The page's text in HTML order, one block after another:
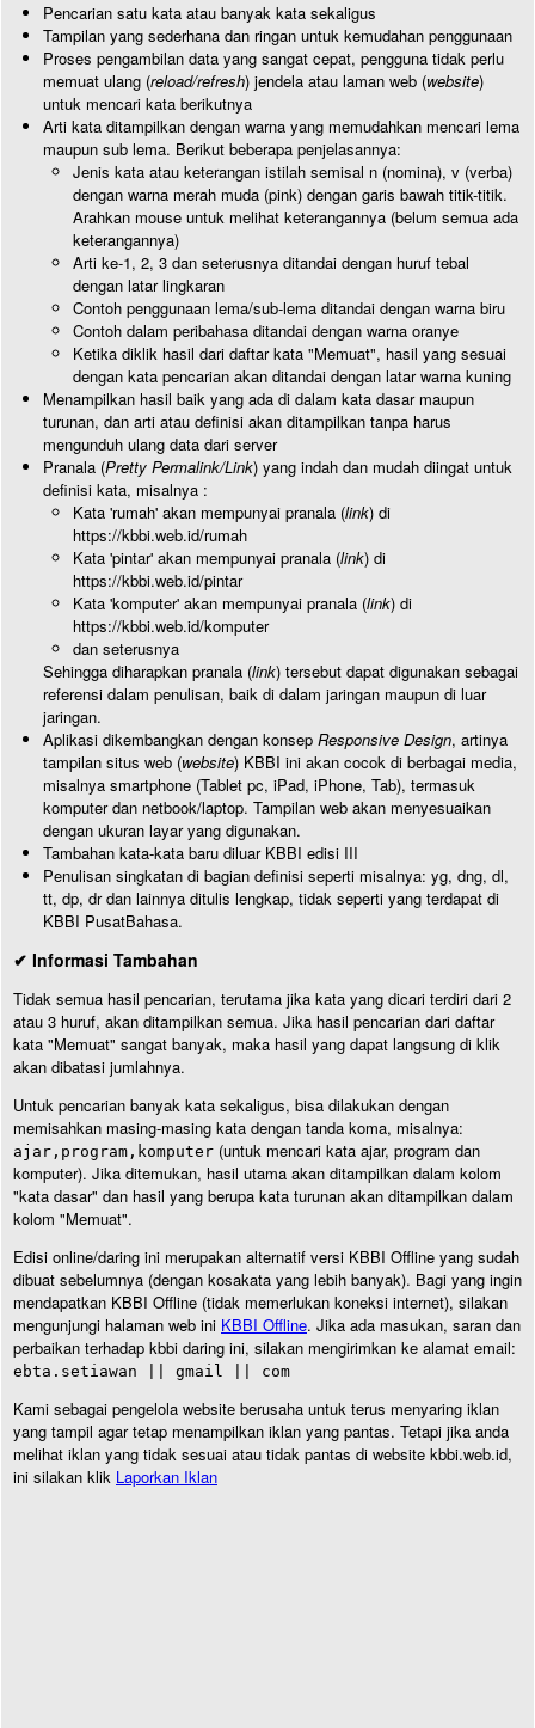
Pencarian satu kata atau banyak kata sekaligus
Tampilan yang sederhana dan ringan untuk kemudahan penggunaan
Proses pengambilan data yang sangat cepat, pengguna tidak perlu
memuat ulang (reload/refresh) jendela atau laman web (website)
untuk mencari kata berikutnya
Arti kata ditampilkan dengan warna yang memudahkan mencari lema
maupun sub lema. Berikut beberapa penjelasannya:
Jenis kata atau keterangan istilah semisal n (nomina), v (verba)
dengan warna merah muda (pink) dengan garis bawah titik-titik.
Arahkan mouse untuk melihat keterangannya (belum semua ada
keterangannya)
Arti ke-1, 2, 3 dan seterusnya ditandai dengan huruf tebal
dengan latar lingkaran
Contoh penggunaan lema/sub-lema ditandai dengan warna biru
Contoh dalam peribahasa ditandai dengan warna oranye
Ketika diklik hasil dari daftar kata "Memuat", hasil yang sesuai
dengan kata pencarian akan ditandai dengan latar warna kuning
Menampilkan hasil baik yang ada di dalam kata dasar maupun
turunan, dan arti atau definisi akan ditampilkan tanpa harus
mengunduh ulang data dari server
Pranala (Pretty Permalink/Link) yang indah dan mudah diingat untuk
definisi kata, misalnya :
Kata 'rumah' akan mempunyai pranala (link) di
https://kbbi.web.id/rumah
Kata 'pintar' akan mempunyai pranala (link) di
https://kbbi.web.id/pintar
Kata 'komputer' akan mempunyai pranala (link) di
https://kbbi.web.id/komputer
dan seterusnya
Sehingga diharapkan pranala (link) tersebut dapat digunakan sebagai
referensi dalam penulisan, baik di dalam jaringan maupun di luar
jaringan.
Aplikasi dikembangkan dengan konsep Responsive Design, artinya
tampilan situs web (website) KBBI ini akan cocok di berbagai media,
misalnya smartphone (Tablet pc, iPad, iPhone, Tab), termasuk
komputer dan netbook/laptop. Tampilan web akan menyesuaikan
dengan ukuran layar yang digunakan.
Tambahan kata-kata baru diluar KBBI edisi III
Penulisan singkatan di bagian definisi seperti misalnya: yg, dng, dl,
tt, dp, dr dan lainnya ditulis lengkap, tidak seperti yang terdapat di
KBBI PusatBahasa.
✔ Informasi Tambahan
Tidak semua hasil pencarian, terutama jika kata yang dicari terdiri dari 2
atau 3 huruf, akan ditampilkan semua. Jika hasil pencarian dari daftar
kata "Memuat" sangat banyak, maka hasil yang dapat langsung di klik
akan dibatasi jumlahnya.
Untuk pencarian banyak kata sekaligus, bisa dilakukan dengan
memisahkan masing-masing kata dengan tanda koma, misalnya:
ajar,program,komputer (untuk mencari kata ajar, program dan
komputer). Jika ditemukan, hasil utama akan ditampilkan dalam kolom
"kata dasar" dan hasil yang berupa kata turunan akan ditampilkan dalam
kolom "Memuat".
Edisi online/daring ini merupakan alternatif versi KBBI Offline yang sudah
dibuat sebelumnya (dengan kosakata yang lebih banyak). Bagi yang ingin
mendapatkan KBBI Offline (tidak memerlukan koneksi internet), silakan
mengunjungi halaman web ini KBBI Offline. Jika ada masukan, saran dan
perbaikan terhadap kbbi daring ini, silakan mengirimkan ke alamat email:
ebta.setiawan || gmail || com
Kami sebagai pengelola website berusaha untuk terus menyaring iklan
yang tampil agar tetap menampilkan iklan yang pantas. Tetapi jika anda
melihat iklan yang tidak sesuai atau tidak pantas di website kbbi.web.id,
ini silakan klik Laporkan Iklan